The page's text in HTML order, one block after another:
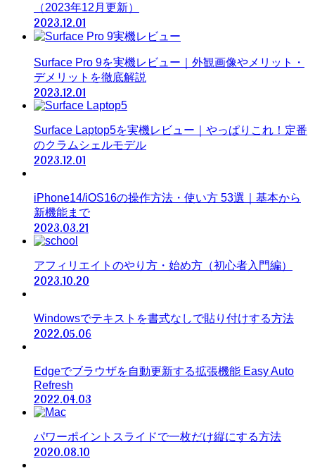
（2023年12月更新）
2023.12.01
Surface Pro 9を実機レビュー｜外観画像やメリット・
デメリットを徹底解説
2023.12.01
Surface Laptop5を実機レビュー｜やっぱりこれ！定番
のクラムシェルモデル
2023.12.01
iPhone14/iOS16の操作方法・使い方 53選｜基本から
新機能まで
2023.03.21
アフィリエイトのやり方・始め方（初心者入門編）
2023.10.20
Windowsでテキストを書式なしで貼り付けする方法
2022.05.06
Edgeでブラウザを自動更新する拡張機能 Easy Auto
Refresh
2022.04.03
パワーポイントスライドで一枚だけ縦にする方法
2020.08.10